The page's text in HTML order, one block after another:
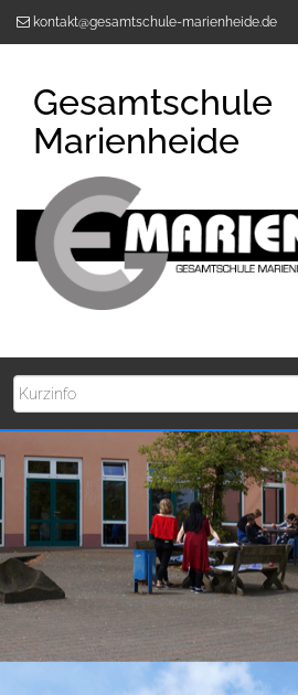
kontakt@gesamtschule-marienheide.de
Gesamtschule
Marienheide